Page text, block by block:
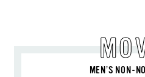
MEN’S NON-